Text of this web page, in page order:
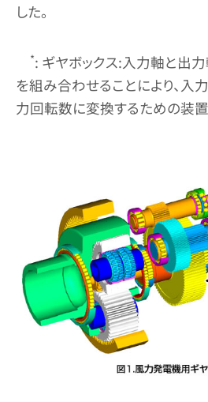
した。
*: ギヤボックス:入力軸と出
を組み合わせることにより、入
力回転数に変換するための装置